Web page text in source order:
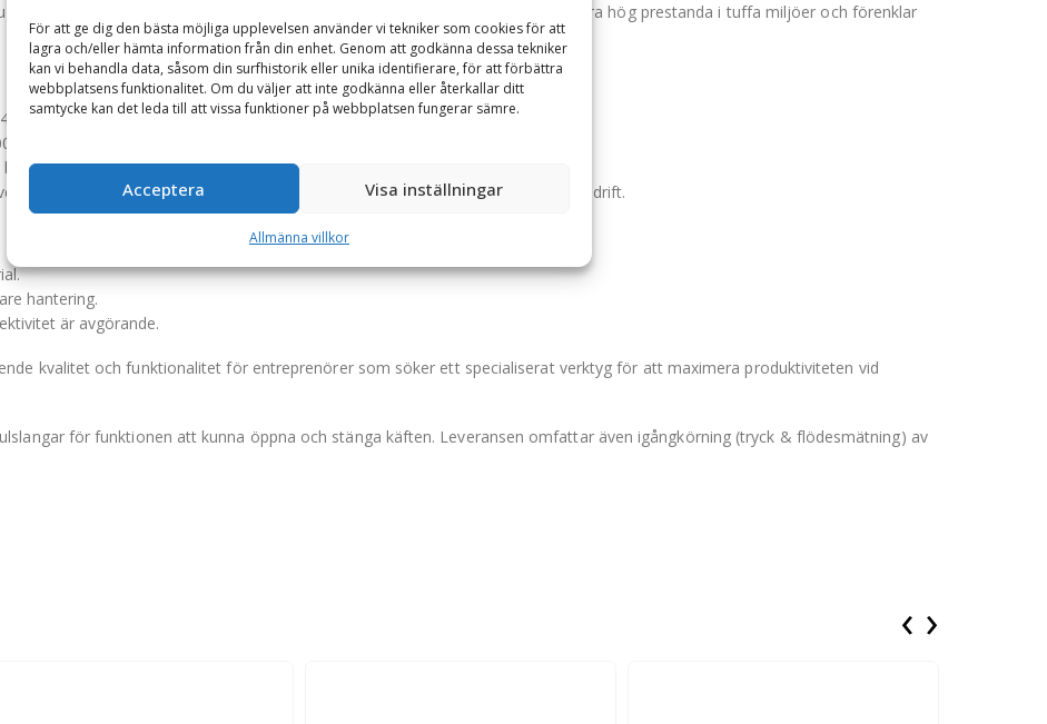
För att ge dig den bästa möjliga upplevelsen använder vi tekniker som cookies för att
lagra och/eller hämta information från din enhet. Genom att godkänna dessa tekniker
kan vi behandla data, såsom din surfhistorik eller unika identifierare, för att förbättra
webbplatsens funktionalitet. Om du väljer att inte godkänna eller återkallar ditt
samtycke kan det leda till att vissa funktioner på webbplatsen fungerar sämre.
Acceptera Visa inställningar
Allmänna villkor
och bearbeta material direkt från marken. Verktyget är designat för att leverera hög prestanda i tuffa miljöer och förenklar
Hardox för maximal livslängd och hållbarhet.
Hardox säkerställer hög effektivitet och enkel underhållning.
tänder i slitstarkt stålgjutgods för ökad hållfasthet.
ger en cykeltid på endast cirka 5 sekunder, vilket möjliggör snabb och smidig drift.
hantering.
är avgörande.
kvalitet och funktionalitet för entreprenörer som söker ett specialiserat verktyg för att maximera produktiviteten vid
för funktionen att kunna öppna och stänga käften. Leveransen omfattar även igångkörning (tryck & flödesmätning) av
‹ ›